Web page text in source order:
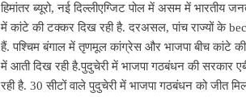
हिमांतर ब्यूरो, नई दिल्लीएग्जिट पोल में असम में भारतीय
में कांटे की टक्‍कर दिख रही है. दरअसल, पांच राज्यों के
हैं. पश्चिम बंगाल में तृणमूल कांग्रेस और भाजपा बीच कांटे
में आती दिख रही है.पुदुचेरी में भाजपा गठबंधन की सरकार
रही है. 30 सीटों वाले पुदुचेरी में भाजपा गठबंधन को जीत